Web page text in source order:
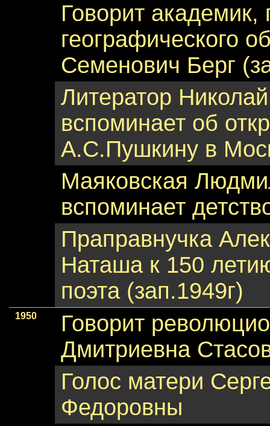
Говорит академик,
географического
Семенович Берг
Литератор
вспоминает об
А.С.Пушкину в
Маяковская
вспоминает
Праправнучка
Наташа к 150
поэта (зап.1949г)
1950
Говорит
Дмитриевна
Голос матери
Федоровны